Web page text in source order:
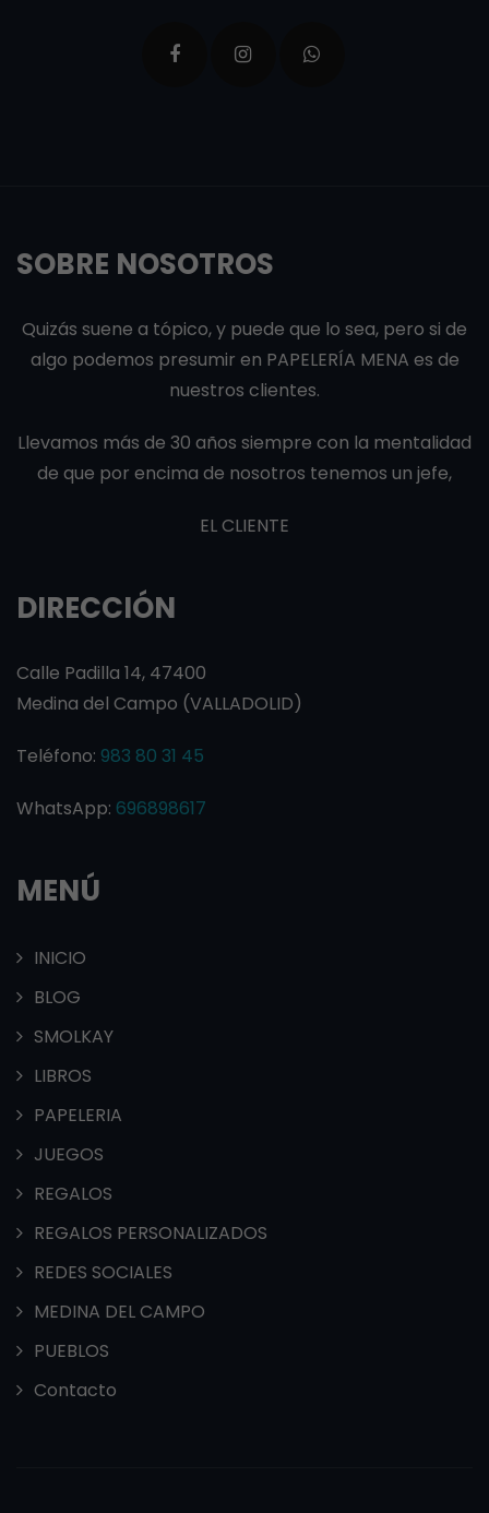
SOBRE NOSOTROS
Quizás suene a tópico, y puede que lo sea, pero si de
algo podemos presumir en PAPELERÍA MENA es de
nuestros clientes.
Llevamos más de 30 años siempre con la mentalidad
de que por encima de nosotros tenemos un jefe,
EL CLIENTE
DIRECCIÓN
Calle Padilla 14, 47400
Medina del Campo (VALLADOLID)
Teléfono: 983 80 31 45
WhatsApp: 696898617
MENÚ
INICIO
BLOG
SMOLKAY
LIBROS
PAPELERIA
JUEGOS
REGALOS
REGALOS PERSONALIZADOS
REDES SOCIALES
MEDINA DEL CAMPO
PUEBLOS
Contacto